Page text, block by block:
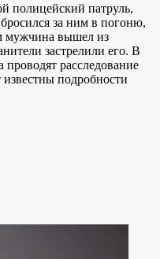
полицейский патруль,
за ним в погоню,
мужчина вышел из
застрелили его. В
расследование
известны подробности